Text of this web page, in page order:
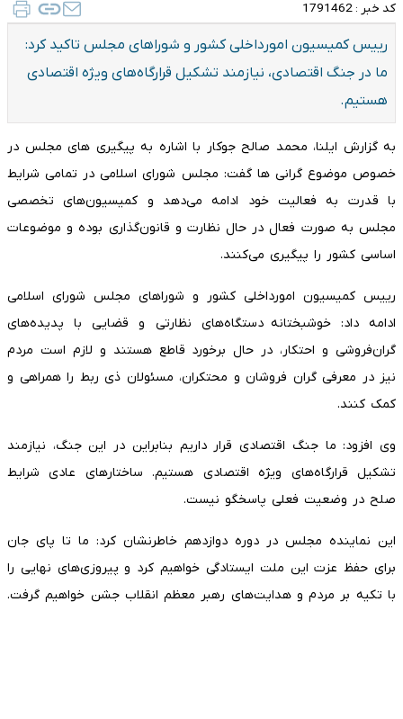
کد خبر : 1791462
رییس کمیسیون امورداخلی کشور و شوراهای مجلس تاکید کرد:
ما در جنگ اقتصادی، نیازمند تشکیل قرارگاه‌های ویژه اقتصادی
هستیم.
به گزارش ایلنا، محمد صالح جوکار با اشاره به پیگیری های مجلس در
خصوص موضوع گرانی ها گفت: مجلس شورای اسلامی در تمامی شرایط
با قدرت به فعالیت خود ادامه می‌دهد و کمیسیون‌های تخصصی
مجلس به صورت فعال در حال نظارت و قانون‌گذاری بوده و موضوعات
اساسی کشور را پیگیری می‌کنند.
رییس کمیسیون امورداخلی کشور و شوراهای مجلس شورای اسلامی
ادامه داد: خوشبختانه دستگاه‌های نظارتی و قضایی با پدیده‌های
گران‌فروشی و احتکار، در حال برخورد قاطع هستند و لازم است مردم
نیز در معرفی گران فروشان و محتکران، مسئولان ذی ربط را همراهی و
کمک کنند.
وی افزود: ما جنگ اقتصادی قرار داریم بنابراین در این جنگ، نیازمند
تشکیل قرارگاه‌های ویژه اقتصادی هستیم. ساختارهای عادی شرایط
صلح در وضعیت فعلی پاسخگو نیست.
این نماینده مجلس در دوره دوازدهم خاطرنشان کرد: ما تا پای جان
برای حفظ عزت این ملت ایستادگی خواهیم کرد و پیروزی‌های نهایی را
با تکیه بر مردم و هدایت‌های رهبر معظم انقلاب جشن خواهیم گرفت.